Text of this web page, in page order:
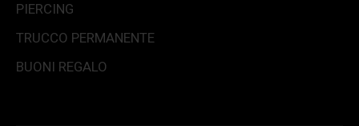
PIERCING
TRUCCO PERMANENTE
BUONI REGALO